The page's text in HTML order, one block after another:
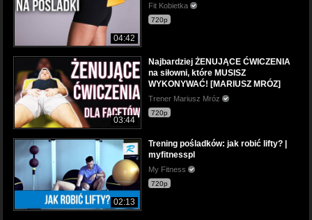
04:42
Fit Kobietka
720p
03:44
Najbardziej ŻENUJĄCE ĆWICZENIA
na siłowni, które MUSISZ
WYKONYWAĆ! [MARIUSZ MRÓZ]
Trener Mariusz Mróz
720p
02:13
Trening pośladków: jak robić lifty? |
myfitnesspl
My Fitness
720p